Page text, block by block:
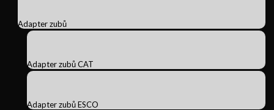
Adapter zubů
Adapter zubů CAT
Adapter zubů ESCO